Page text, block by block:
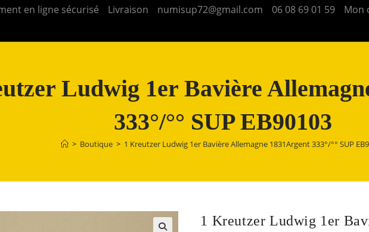
en ligne sécurisé Livraison numisup72@gmail.com 06 08 69 01 59 Mon
Ludwig 1er Bavière
333°/°° SUP EB90103
> Boutique > 1 Kreutzer Ludwig 1er Bavière Allemagne 1831Argent 333°/°° SUP
1 Kreutzer Ludwig 1er